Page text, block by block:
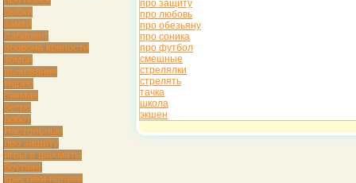
про защиту
про любовь
про обезьяну
про соника
про футбол
смешные
стрелялки
стрелять
тачка
школа
экшен
рыбки
замки
лабиринт
оборона крепости
зомби
выживание
марио
пакман
ретро
робот
Настольные
про защиту
игры в шахматы
боулинг
крестики-нолики